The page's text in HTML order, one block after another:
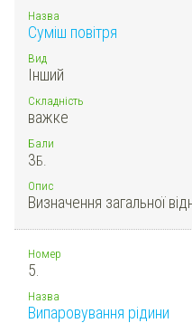
Назва
Суміш повітря
Вид
Інший
Складність
важке
Бали
3Б.
Опис
Визначення загальної
Номер
5.
Назва
Випаровування рідини